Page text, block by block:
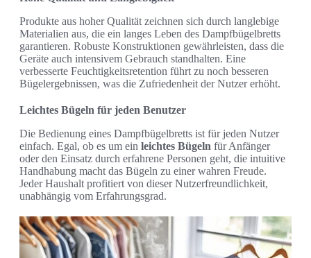
Produkte aus hoher Qualität zeichnen sich durch langlebige
Materialien aus, die ein langes Leben des Dampfbügelbretts
garantieren. Robuste Konstruktionen gewährleisten, dass die
Geräte auch intensivem Gebrauch standhalten. Eine
verbesserte Feuchtigkeitsretention führt zu noch besseren
Bügelergebnissen, was die Zufriedenheit der Nutzer erhöht.
Leichtes Bügeln für jeden Benutzer
Die Bedienung eines Dampfbügelbretts ist für jeden Nutzer
einfach. Egal, ob es um ein leichtes Bügeln für Anfänger
oder den Einsatz durch erfahrene Personen geht, die intuitive
Handhabung macht das Bügeln zu einer wahren Freude.
Jeder Haushalt profitiert von dieser Nutzerfreundlichkeit,
unabhängig vom Erfahrungsgrad.